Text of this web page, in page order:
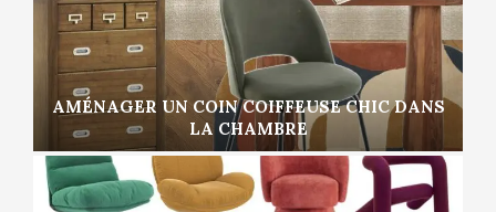
AMÉNAGER UN COIN COIFFEUSE CHIC DANS
LA CHAMBRE